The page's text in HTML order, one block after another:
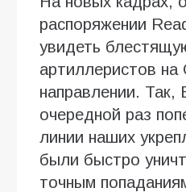
распоряжении
увидеть
артиллеристов на
направлении. Так,
очередной раз
линии наших
были быстро
точным